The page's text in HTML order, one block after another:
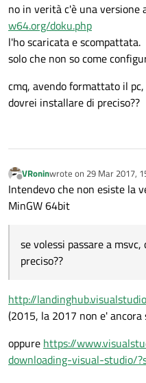
no in verità c'è una versione
w64.org/doku.php
l'ho scaricata e scompattata.
solo che non so come
cmq, avendo formattato il
dovrei installare di preciso??
Offline
VRoninwrote on 29 Mar 2017,
last edited by VRonin
Intendevo che non esiste la
MinGW 64bit
se volessi passare a
preciso??
http://
(2015, la 2017 non e'
oppure https://
downloading-visual-studio/